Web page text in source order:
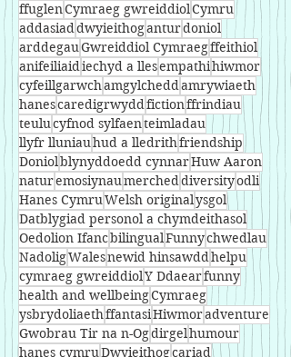
ffuglenCymraeg gwreiddiolCymru
addasiaddwyieithoganturdoniol
arddegauGwreiddiol Cymraegffeithiol
anifeiliaidiechyd a llesempathihiwmor
cyfeillgarwchamgylcheddamrywiaeth
hanescaredigrwyddfictionffrindiau
teulucyfnod sylfaenteimladau
llyfr lluniauhud a lledrithfriendship
Doniolblynyddoedd cynnarHuw Aaron
naturemosiynaumercheddiversityodli
Hanes CymruWelsh originalysgol
Datblygiad personol a chymdeithasol
Oedolion IfancbilingualFunnychwedlau
NadoligWalesnewid hinsawddhelpu
cymraeg gwreiddiolY Ddaearfunny
health and wellbeingCymraeg
ysbrydoliaethffantasiHiwmoradventure
Gwobrau Tir na n-Ogdirgelhumour
hanes cymruDwyieithogcariad